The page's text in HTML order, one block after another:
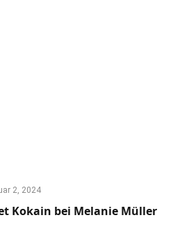
2, 2024
Kokain bei Melanie Müller